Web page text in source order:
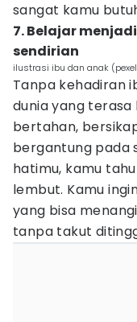
sangat kamu
7. Belajar
sendirian
ilustrasi ibu dan anak
Tanpa kehadiran
dunia yang terasa
bertahan,
bergantung pada
hatimu, kamu
lembut. Kamu
yang bisa
tanpa takut